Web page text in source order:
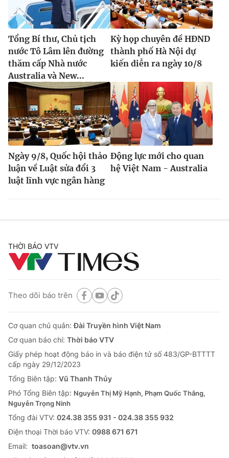
® Cấm sao chép dưới mọi hình thức nếu không có sự chấp
thuận bằng văn bản. Ghi rõ nguồn VTV.vn khi phát hành lại
thông tin từ website này.
Tổng Bí thư, Chủ tịch
nước Tô Lâm lên đường
thăm cấp Nhà nước
Australia và New...
Kỳ họp chuyên đề HĐND
thành phố Hà Nội dự
kiến diễn ra ngày 10/8
Ngày 9/8, Quốc hội thảo
luận về Luật sửa đổi 3
luật lĩnh vực ngân hàng
Động lực mới cho quan
hệ Việt Nam - Australia
THỜI BÁO VTV
Theo dõi báo trên
Cơ quan chủ quản:Đài Truyền hình Việt Nam
Cơ quan báo chí: Thời báo VTV
Giấy phép hoạt động báo in và báo điện tử số 483/GP-BTTTT
cấp ngày 29/12/2023
Tổng Biên tập: Vũ Thanh Thủy
Phó Tổng Biên tập: Nguyễn Thị Mỹ Hạnh, Phạm Quốc Thắng,
Nguyễn Trọng Ninh
Tổng đài VTV: 024.38 355 931 - 024.38 355 932
Ðiện thoại Thời báo VTV: 0988 671 671
Email: toasoan@vtv.vn